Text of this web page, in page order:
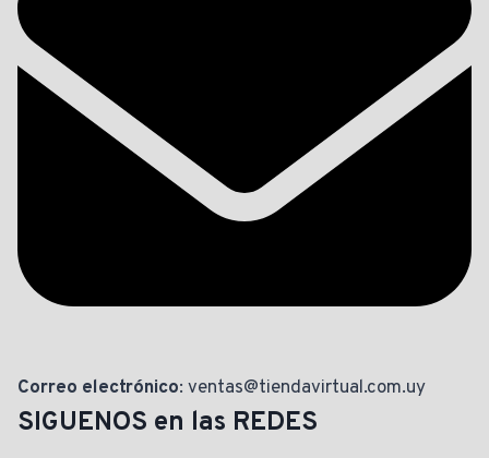
Correo electrónico: ventas@tiendavirtual.com.uy
SIGUENOS en las REDES